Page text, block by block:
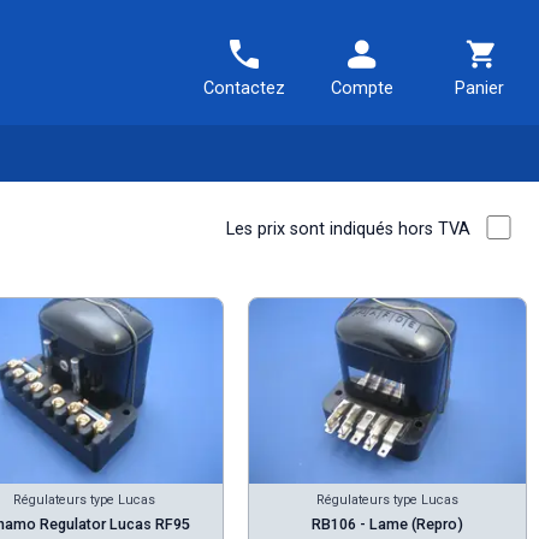
Contactez Compte Panier
Les prix sont indiqués hors TVA
Régulateurs type Lucas
Regulator Lucas RF95
Régulateurs type Lucas
RB106 - Lame (Repro)